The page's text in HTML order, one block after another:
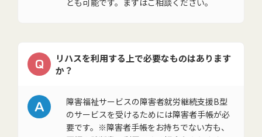
とも可能です。まずはご相談ください。
Q
リハスを利用する上で必要なものはあります
か？
A
障害福祉サービスの障害者就労継続支援B型
のサービスを受けるためには障害者手帳が必
要です。※障害者手帳をお持ちでない方も、